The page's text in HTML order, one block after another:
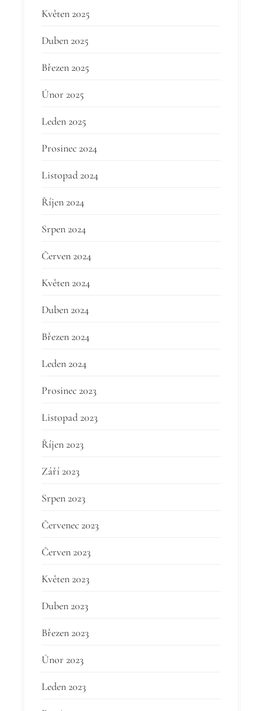
Květen 2025
Duben 2025
Březen 2025
Únor 2025
Leden 2025
Prosinec 2024
Listopad 2024
Říjen 2024
Srpen 2024
Červen 2024
Květen 2024
Duben 2024
Březen 2024
Leden 2024
Prosinec 2023
Listopad 2023
Říjen 2023
Září 2023
Srpen 2023
Červenec 2023
Červen 2023
Květen 2023
Duben 2023
Březen 2023
Únor 2023
Leden 2023